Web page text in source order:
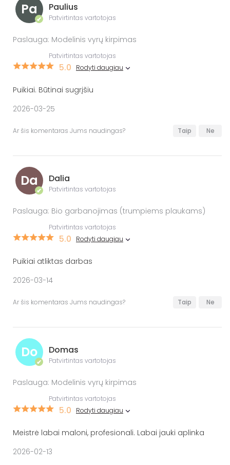
Pa
✔
Paulius
Patvirtintas vartotojas
Paslauga: Modelinis vyrų kirpimas
Patvirtintas vartotojas
5.0 Rodyti daugiau
Puikiai. Būtinai sugrįšiu
2026-03-25
Ar šis komentaras Jums naudingas? Taip Ne
Da
✔
Dalia
Patvirtintas vartotojas
Paslauga: Bio garbanojimas (trumpiems plaukams)
Patvirtintas vartotojas
5.0 Rodyti daugiau
Puikiai atliktas darbas
2026-03-14
Ar šis komentaras Jums naudingas? Taip Ne
Do
✔
Domas
Patvirtintas vartotojas
Paslauga: Modelinis vyrų kirpimas
Patvirtintas vartotojas
5.0 Rodyti daugiau
Meistrė labai maloni, profesionali. Labai jauki aplinka
2026-02-13